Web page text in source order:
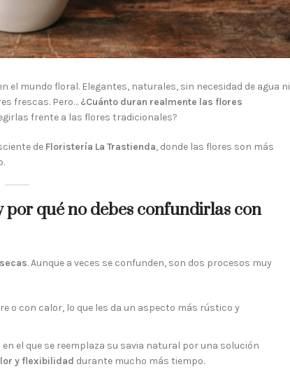
el mundo floral. Elegantes, naturales, sin necesidad de agua ni
frescas. Pero… ¿Cuánto duran realmente las flores
frente a las flores tradicionales?
de Floristería La Trastienda, donde las flores son más
por qué no debes confundirlas con
. Aunque a veces se confunden, son dos procesos muy
o con calor, lo que les da un aspecto más rústico y
el que se reemplaza su savia natural por una solución
y flexibilidad durante mucho más tiempo.